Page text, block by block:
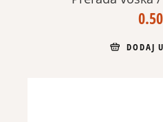
0.50
DODAJ